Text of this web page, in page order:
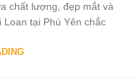
chất lượng, đẹp mắt và
tại Phú Yên chắc